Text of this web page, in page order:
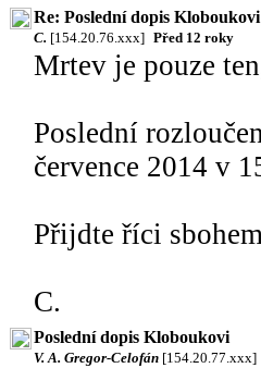
Re: Poslední dopis Kloboukovi
C. [154.20.76.xxx] Před 12 roky
Mrtev je pouze
Poslední
července 2014 v
Přijdte říci
C.
Poslední dopis Kloboukovi
V. A. Gregor-Celofán [154.20.77.xxx]